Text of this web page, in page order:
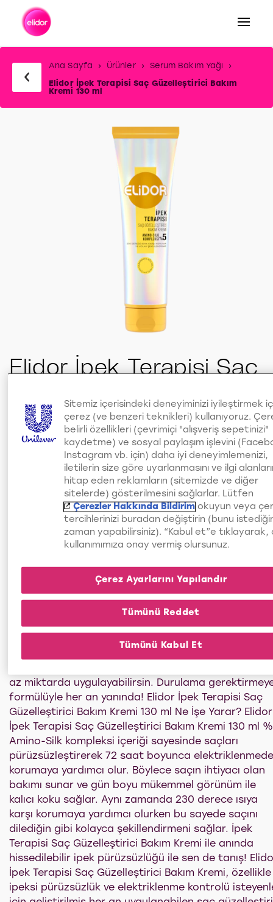
Ana Sayfa Ürünler Serum Bakım Yağı
Elidor İpek Terapisi Saç Güzelleştirici Bakım
Kremi 130 ml
Elidor İpek Terapisi Saç
Kremi 130 Ml
Bu
product
için
değerlendirme
gönderilmedi
Bir değerlendirme yazın Bir soru sor
Elidor İpek Terapisi Saç Güzelleştirici Bakım Kremi,
kabarmaya eğilimli saçlar için özel olarak
duş sonrası bir bakım ürünüdür. İpek Terapisi
bu yeni üyesi, saçın her bir teline nüfuz eden
saçlara ipeksi bir görünüm kazandıracak şekilde
geliştirilmiştir. Yapısındaki ipek proteinleri ile
zenginleştirilmiş formülü, saça 3 kat* yumuşaklık
sağlar. Elidor İpek Terapisi Saç Güzelleştirici Bakım
Kremi 130 ml Nasıl Kullanılır? Elidor İpek Terapisi Saç
Güzelleştirici Bakım Kremi'nin kullanımı oldukça
pratiktir. Nemli ya da kuru saça uygulayabilirsin.
saç için saçını eşit tutamlara ayırarak ürünü saç
az miktarda uygulayabilirsin. Durulama
formülüyle her an yanında! Elidor İpek Terapisi Saç
Güzelleştirici Bakım Kremi 130 ml Ne İşe Yarar? Elidor
İpek Terapisi Saç Güzelleştirici Bakım Kremi 130 ml
Amino-Silk kompleksi içeriği sayesinde saçları
pürüzsüzleştirerek 72 saat boyunca
korumaya yardımcı olur. Böylece saçın ihtiyacı olan
bakımı sunar ve gün boyu mükemmel görünüm ile
kalıcı koku sağlar. Aynı zamanda 230 derece ısıya
karşı korumaya yardımcı olurken bu sayede saçını
dilediğin gibi kolayca şekillendirmeni sağlar. İpek
Terapisi Saç Güzelleştirici Bakım Kremi ile anında
hissedilebilir ipek pürüzsüzlüğü ile sen de tanış!
İpek Terapisi Saç Güzelleştirici Bakım Kremi, özellikle
ipeksi pürüzsüzlük ve elektriklenme kontrolü
Sitemiz içerisindeki deneyiminizi iyileştirmek
çerez (ve benzeri teknikleri) kullanıyoruz.
belirli özellikleri (çevrimiçi "alışveriş sepetinizi"
kaydetme) ve sosyal paylaşım işlevini
Instagram vb. için) daha iyi deneyimlemenizi,
iletilerin size göre uyarlanmasını ve ilgi
hitap eden reklamların (sitemizde ve diğer
sitelerde) gösterilmesini sağlarlar. Lütfen
Çerezler Hakkında Bildirim okuyun veya
tercihlerinizi buradan değiştirin (bunu
zaman yapabilirsiniz). “Kabul et”e tıklayarak,
kullanımımıza onay vermiş olursunuz.
Çerez Ayarlarını Yapılandır
Tümünü Reddet
Tümünü Kabul Et